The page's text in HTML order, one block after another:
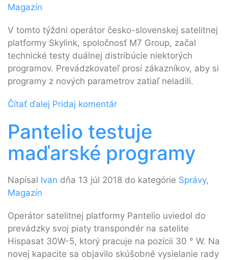
Magazín
V tomto týždni operátor česko-slovenskej satelitnej
platformy Skylink, spoločnosť M7 Group, začal
technické testy duálnej distribúcie niektorých
programov. Prevádzkovateľ prosí zákazníkov, aby si
programy z nových parametrov zatiaľ neladili.
Čítať ďalej Pridaj komentár
Pantelio testuje
maďarské programy
Napísal Ivan dňa 13 júl 2018 do kategórie Správy,
Magazín
Operátor satelitnej platformy Pantelio uviedol do
prevádzky svoj piaty transpondér na satelite
Hispasat 30W-5, ktorý pracuje na pozícii 30 ° W. Na
novej kapacite sa objavilo skúšobné vysielanie rady